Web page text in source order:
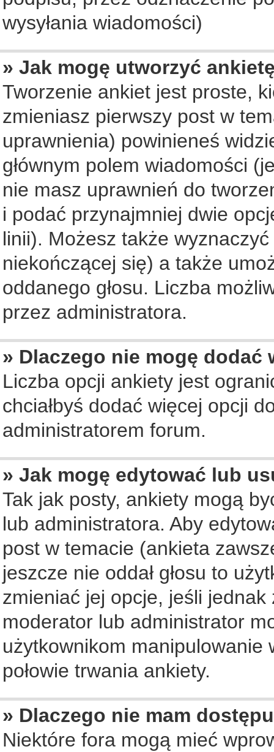
wysyłania wiadomości)
» Jak mogę utworzyć
Tworzenie ankiet jest proste,
zmieniasz pierwszy post w
uprawnienia) powinieneś
głównym polem wiadomości
nie masz uprawnień do
i podać przynajmniej dwie
linii). Możesz także
niekończącej się) a także
oddanego głosu. Liczba
przez administratora.
» Dlaczego nie mogę
Liczba opcji ankiety jest
chciałbyś dodać więcej opcji
administratorem forum.
» Jak mogę edytować lub
Tak jak posty, ankiety mogą
lub administratora. Aby
post w temacie (ankieta
jeszcze nie oddał głosu to
zmieniać jej opcje, jeśli jednak
moderator lub administrator
użytkownikom
połowie trwania ankiety.
» Dlaczego nie mam
Niektóre fora mogą mieć